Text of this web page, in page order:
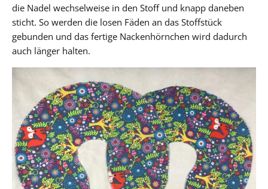
die Nadel wechselweise in den Stoff und knapp daneben
sticht. So werden die losen Fäden an das Stoffstück
gebunden und das fertige Nackenhörnchen wird dadurch
auch länger halten.